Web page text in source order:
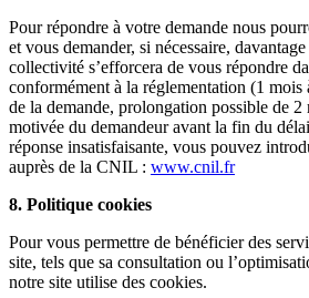
Pour répondre à votre demande nous
et vous demander, si nécessaire,
collectivité s’efforcera de vous répondre
conformément à la réglementation (1 mois
de la demande, prolongation possible de
motivée du demandeur avant la fin du
réponse insatisfaisante, vous pouvez
auprès de la CNIL : www.cnil.fr
8. Politique cookies
Pour vous permettre de bénéficier des
site, tels que sa consultation ou
notre site utilise des cookies.